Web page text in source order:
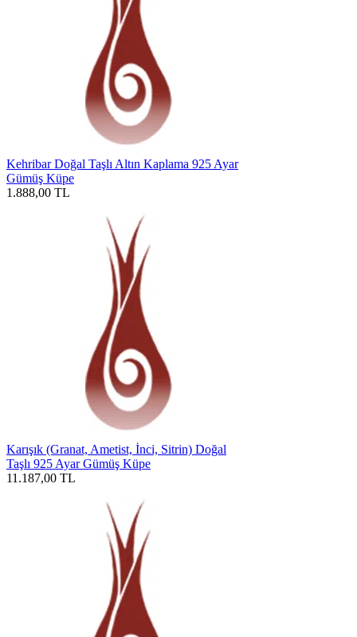
Kehribar Doğal Taşlı Altın Kaplama 925 Ayar
Gümüş Küpe
1.888,00 TL
Karışık (Granat, Ametist, İnci, Sitrin) Doğal
Taşlı 925 Ayar Gümüş Küpe
11.187,00 TL